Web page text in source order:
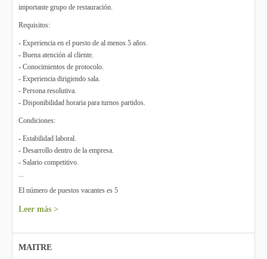
importante grupo de restauración.
Requisitos:
- Experiencia en el puesto de al menos 5 años.
- Buena atención al cliente.
- Conocimientos de protocolo.
- Experiencia dirigiendo sala.
- Persona resolutiva.
- Disponibilidad horaria para turnos partidos.
Condiciones:
- Estabilidad laboral.
- Desarrollo dentro de la empresa.
- Salario competitivo.
...
El número de puestos vacantes es 5
Leer más >
MAITRE